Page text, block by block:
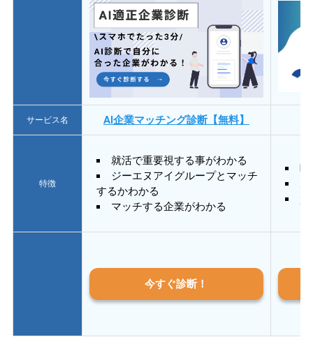
サービス名 AI企業マッチング診断【無料】
特徴
就活で重要視する事がわかる
ジーエヌアイグループとマッチ
するかわかる
マッチする企業がわかる
質
今すぐ診断！